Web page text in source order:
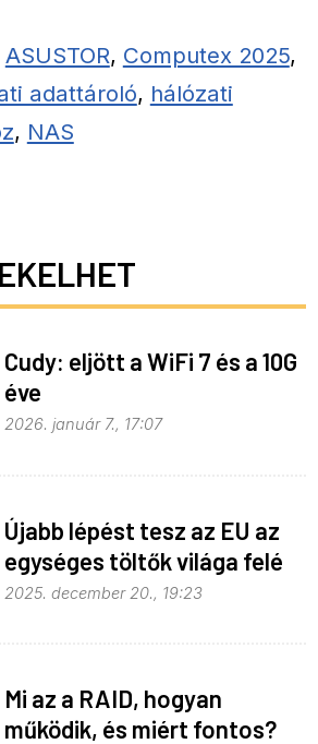
ASUSTOR, Computex 2025,
adattároló, hálózati
, NAS
Cudy: eljött a WiFi 7 és a 10G
éve
2026. január 7., 17:07
Újabb lépést tesz az EU az
egységes töltők világa felé
2025. december 20., 19:23
Mi az a RAID, hogyan
működik, és miért fontos?